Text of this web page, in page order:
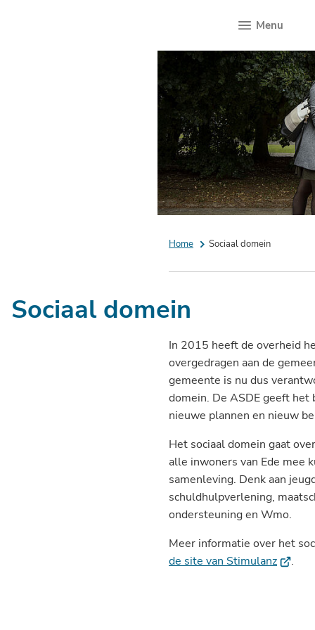
Menu
Home Sociaal domein
Sociaal domein
In 2015 heeft de overheid
overgedragen aan de
gemeente is nu dus
domein. De ASDE geeft het
nieuwe plannen en nieuw
Het sociaal domein gaat
alle inwoners van Ede mee
samenleving. Denk aan
schuldhulpverlening,
ondersteuning en Wmo.
Meer informatie over het
de site van Stimulanz
.